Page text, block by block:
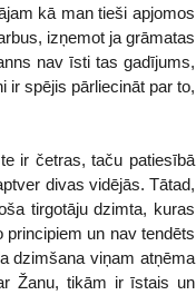
kā man tieši apjomos
izņemot ja grāmatas
nav īsti tas gadījums,
spējis pārliecināt par to,
ir četras, taču patiesībā
divas vidējās. Tātad,
tirgotāju dzimta, kuras
un nav tendēts
dzimšana viņam atņēma
Žanu, tikām ir īstais un